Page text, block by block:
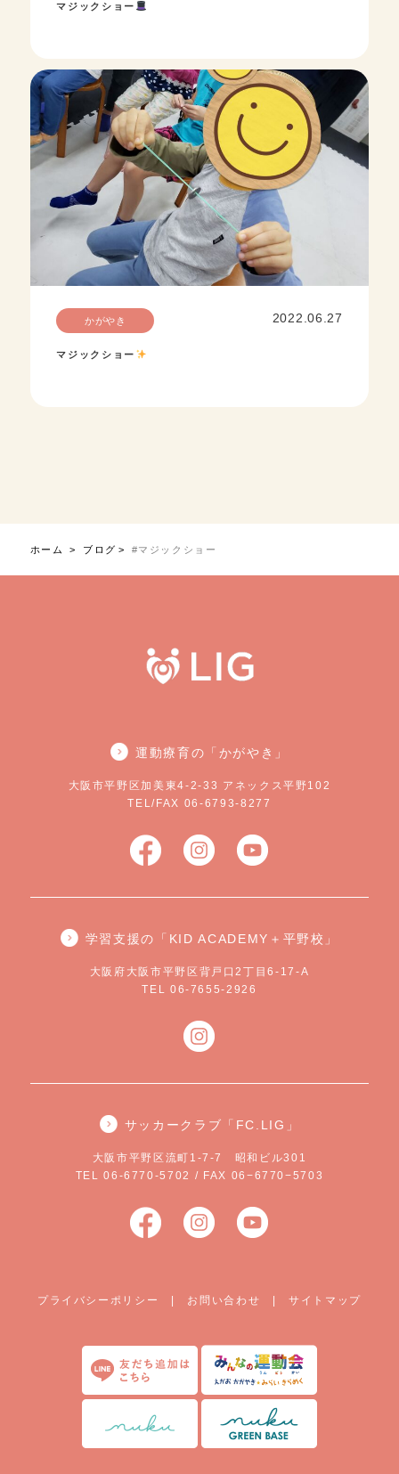
マジックショー
かがやき 2022.06.27
マジックショー
ホーム ブログ #マジックショー
運動療育の「かがやき」
大阪市平野区加美東4-2-33 アネックス平野102
TEL/FAX 06-6793-8277
学習支援の「KID ACADEMY＋平野校」
大阪府大阪市平野区背戸口2丁目6-17-A
TEL 06-7655-2926
サッカークラブ「FC.LIG」
大阪市平野区流町1-7-7 昭和ビル301
TEL 06-6770-5702 / FAX 06−6770−5703
プライバシーポリシー お問い合わせ |サイトマップ